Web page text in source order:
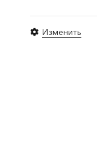
Изменить